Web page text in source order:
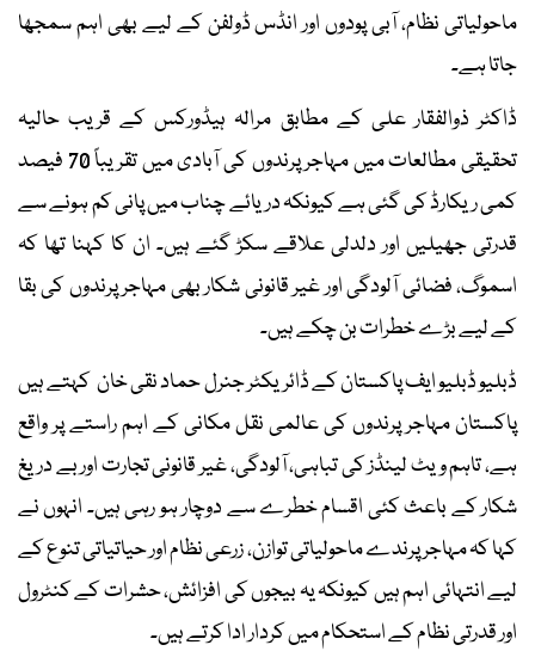
ماحولیاتی نظام، آبی پودوں اور انڈس ڈولفن کے لیے بھی اہم سمجھا
جاتا ہے۔
ڈاکٹر ذوالفقار علی کے مطابق مرالہ ہیڈورکس کے قریب حالیہ
تحقیقی مطالعات میں مہاجر پرندوں کی آبادی میں تقریباً 70 فیصد
کمی ریکارڈ کی گئی ہے کیونکہ دریائے چناب میں پانی کم ہونے سے
قدرتی جھیلیں اور دلدلی علاقے سکڑ گئے ہیں۔ ان کا کہنا تھا کہ
اسموگ، فضائی آلودگی اور غیر قانونی شکار بھی مہاجر پرندوں کی بقا
کے لیے بڑے خطرات بن چکے ہیں۔
ڈبلیو ڈبلیو ایف پاکستان کے ڈائریکٹر جنرل حماد نقی خان کہتے ہیں
پاکستان مہاجر پرندوں کی عالمی نقل مکانی کے اہم راستے پر واقع
ہے، تاہم ویٹ لینڈز کی تباہی، آلودگی، غیر قانونی تجارت اور بے دریغ
شکار کے باعث کئی اقسام خطرے سے دوچار ہو رہی ہیں۔ انہوں نے
کہا کہ مہاجر پرندے ماحولیاتی توازن، زرعی نظام اور حیاتیاتی تنوع کے
لیے انتہائی اہم ہیں کیونکہ یہ بیجوں کی افزائش، حشرات کے کنٹرول
اور قدرتی نظام کے استحکام میں کردار ادا کرتے ہیں۔